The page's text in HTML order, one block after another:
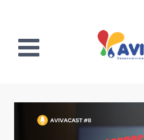
Conteúdo